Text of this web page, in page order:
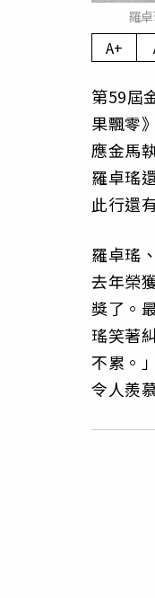
羅
A+
第59屆
果飄零
應金馬
羅卓瑤
此行還
羅卓瑤
去年榮
獎了。
瑤笑著
不累。
令人羨